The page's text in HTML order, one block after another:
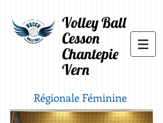
Volley Ball
Cesson
Chantepie
Vern
Régionale Féminine